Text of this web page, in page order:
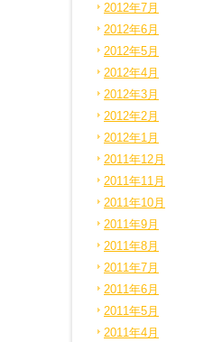
2012年7月
2012年6月
2012年5月
2012年4月
2012年3月
2012年2月
2012年1月
2011年12月
2011年11月
2011年10月
2011年9月
2011年8月
2011年7月
2011年6月
2011年5月
2011年4月